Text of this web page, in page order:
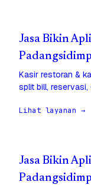
Jasa Bikin
Kasir restoran &
split bill, reservasi,
Lihat layanan →
Jasa Bikin